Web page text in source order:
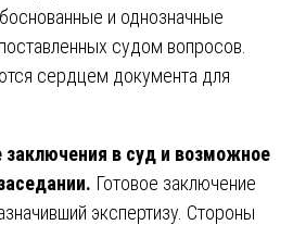
и однозначные
судом вопросов.
сердцем документа для
заключения в суд и возможное
Готовое заключение
экспертизу. Стороны